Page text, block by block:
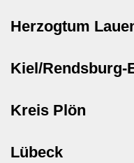
Herzogtum
Kiel/Rendsburg-
Kreis Plön
Lübeck